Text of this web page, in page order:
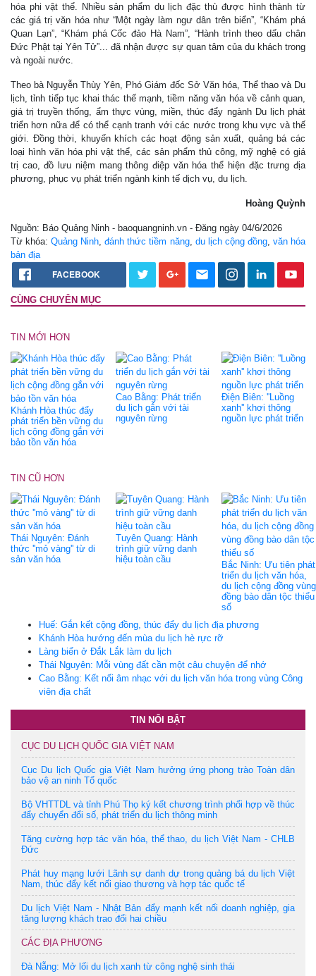
hóa phi vật thể. Nhiều sản phẩm du lịch đặc thù được hình thành từ
các giá trị văn hóa như “Một ngày làm ngư dân trên biển”, “Khám phá
Quan Lạn”, “Khám phá Cốc đảo Hà Nam”, “Hành trình theo dấu chân
Đức Phật tại Yên Tử”... đã nhận được sự quan tâm của du khách trong
và ngoài nước.
Theo bà Nguyễn Thùy Yên, Phó Giám đốc Sở Văn hóa, Thể thao và Du
lịch, tỉnh tiếp tục khai thác thế mạnh, tiềm năng văn hóa về cảnh quan,
giá trị truyền thống, ẩm thực vùng, miền, thúc đẩy ngành Du lịch phát
triển hơn nữa để có thể cạnh tranh với các nước trong khu vực và thế
giới. Đồng thời, khuyến khích các hoạt động sản xuất, quảng bá các
loại hình văn hóa phi vật thể, các sản phẩm thủ công, mỹ nghệ có giá
trị cao, đồ lưu niệm mang thông điệp văn hóa thể hiện đặc trưng địa
phương, phục vụ phát triển ngành kinh tế dịch vụ, du lịch.
Hoàng Quỳnh
Nguồn: Báo Quảng Ninh - baoquangninh.vn - Đăng ngày 04/6/2026
Từ khóa:Quảng Ninh ,đánh thức tiềm năng, du lịch cộng đồng, văn hóa
bản địa
FACEBOOK
CÙNG CHUYÊN MỤC
TIN MỚI HƠN
Khánh Hòa thúc đẩy
phát triển bền vững du
lịch cộng đồng gắn với
bảo tồn văn hóa
Cao Bằng: Phát triển
du lịch gắn với tài
nguyên rừng
Điện Biên: ''Luồng
xanh'' khơi thông
nguồn lực phát triển
TIN CŨ HƠN
Thái Nguyên: Đánh
thức ''mỏ vàng'' từ di
sản văn hóa
Tuyên Quang: Hành
trình giữ vững danh
hiệu toàn cầu
Bắc Ninh: Ưu tiên phát
triển du lịch văn hóa,
du lịch cộng đồng vùng
đồng bào dân tộc thiểu
số
Huế: Gắn kết cộng đồng, thúc đẩy du lịch địa phương
Khánh Hòa hướng đến mùa du lịch hè rực rỡ
Làng biển ở Đắk Lắk làm du lịch
Thái Nguyên: Mỗi vùng đất cần một câu chuyện để nhớ
Cao Bằng: Kết nối âm nhạc với du lịch văn hóa trong vùng Công
viên địa chất
TIN NỔI BẬT
CỤC DU LỊCH QUỐC GIA VIỆT NAM
Cục Du lịch Quốc gia Việt Nam hưởng ứng phong trào Toàn dân
bảo vệ an ninh Tổ quốc
Bộ VHTTDL và tỉnh Phú Thọ ký kết chương trình phối hợp về thúc
đẩy chuyển đổi số, phát triển du lịch thông minh
Tăng cường hợp tác văn hóa, thể thao, du lịch Việt Nam - CHLB
Đức
Phát huy mạng lưới Lãnh sự danh dự trong quảng bá du lịch Việt
Nam, thúc đẩy kết nối giao thương và hợp tác quốc tế
Du lịch Việt Nam - Nhật Bản đẩy mạnh kết nối doanh nghiệp, gia
tăng lượng khách trao đổi hai chiều
CÁC ĐỊA PHƯƠNG
Đà Nẵng: Mở lối du lịch xanh từ công nghệ sinh thái